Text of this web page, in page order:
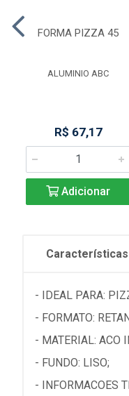
FORMA PIZZA 45
ALUMINIO ABC
R$ 67,17
Adicionar
Características
- IDEAL PARA:
- FORMATO:
- MATERIAL: ACO
- FUNDO: LISO;
- INFORMACOES